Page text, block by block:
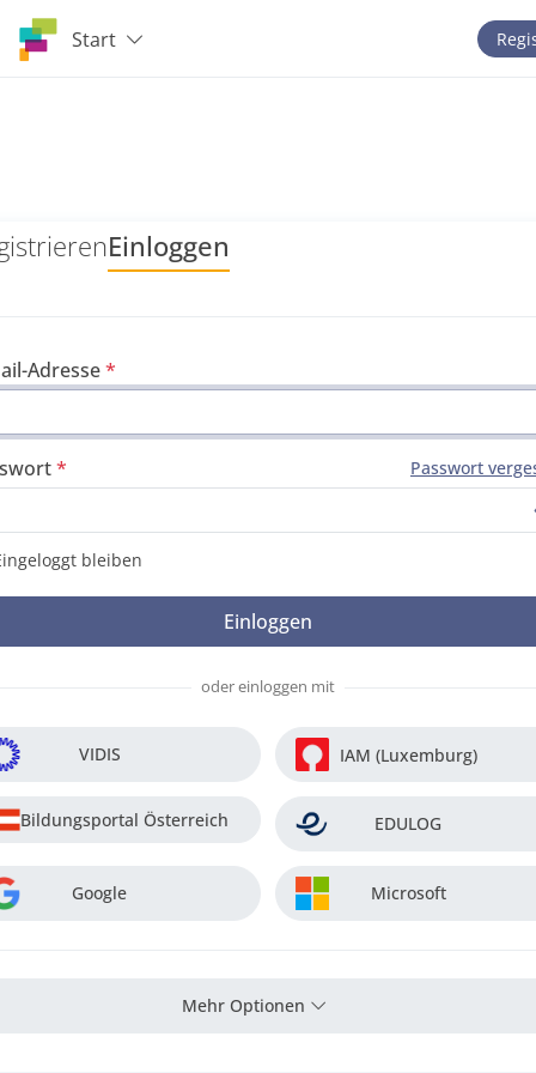
Start
Einloggen
Adresse
Passwort
bleiben
oder einloggen mit
VIDIS IAM (Luxemburg)
Bildungsportal Österreich EDULOG
Google Microsoft
Mehr Optionen